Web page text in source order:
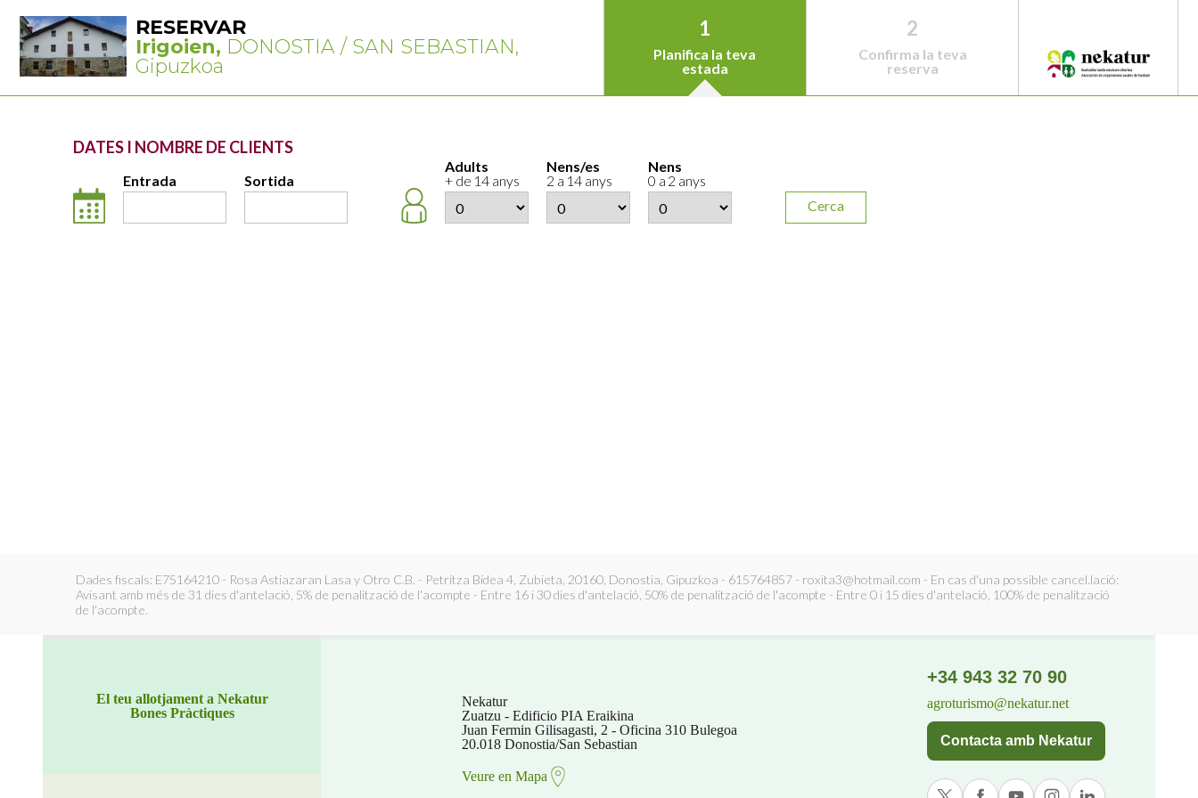
RESERVAR
Irigoien, DONOSTIA / SAN SEBASTIAN,
Gipuzkoa
1
Planifica la teva
estada
2
Confirma la teva
reserva
DATES I NOMBRE DE CLIENTS
Entrada Sortida
Adults
+ de 14 anys
Nens/es
2 a 14 anys
Nens
0 a 2 anys
Cerca
Dades fiscals: E75164210 - Rosa Astiazaran Lasa y Otro C.B. - Petritza Bidea 4, Zubieta, 20160, Donostia, Gipuzkoa - 615764857 - roxita3@hotmail.com - En cas d'una possible cancel.lació:
Avisant amb més de 31 dies d'antelació, 5% de penalització de l'acompte - Entre 16 i 30 dies d'antelació, 50% de penalització de l'acompte - Entre 0 i 15 dies d'antelació, 100% de penalització
de l'acompte.
El teu allotjament a Nekatur
Bones Pràctiques
Nekatur
Zuatzu - Edificio PIA Eraikina
Juan Fermin Gilisagasti, 2 - Oficina 310 Bulegoa
20.018 Donostia/San Sebastian
Veure en Mapa
+34 943 32 70 90
agroturismo@nekatur.net
Contacta amb Nekatur